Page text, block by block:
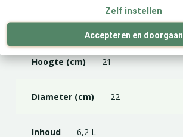
Zelf instellen
Accepteren en doorgaan
Kleur Wit
Hoogte (cm) 21
Diameter (cm) 22
Inhoud 6,2 L